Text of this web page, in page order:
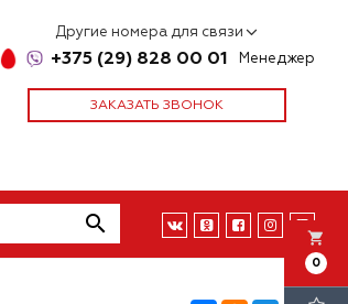
Другие номера для связи
+375 (29) 828 00 01 Менеджер
ЗАКАЗАТЬ ЗВОНОК
local_grocery_store
0